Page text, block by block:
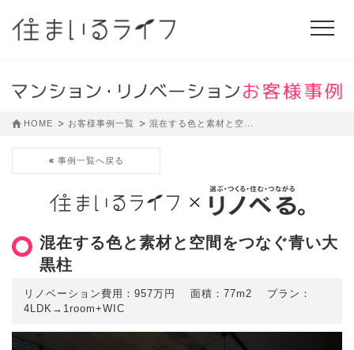
HOME お客様事例一覧 混在する色と素材と空...
事例一覧へ戻る
混在する色と素材と空間をつなぐ青い大
黒柱
リノベーション費用：957万円 面積：77m2 プラン：
4LDK→1room+WIC